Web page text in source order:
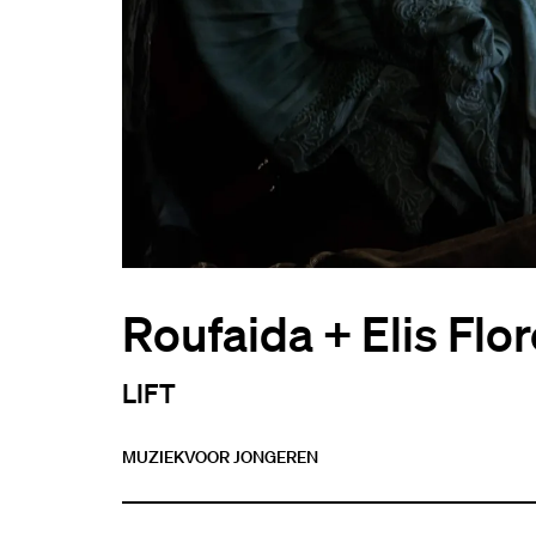
Roufaida + Elis
LIFT
MUZIEKVOOR JONGEREN